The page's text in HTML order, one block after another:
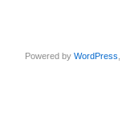
Powered byWordPress